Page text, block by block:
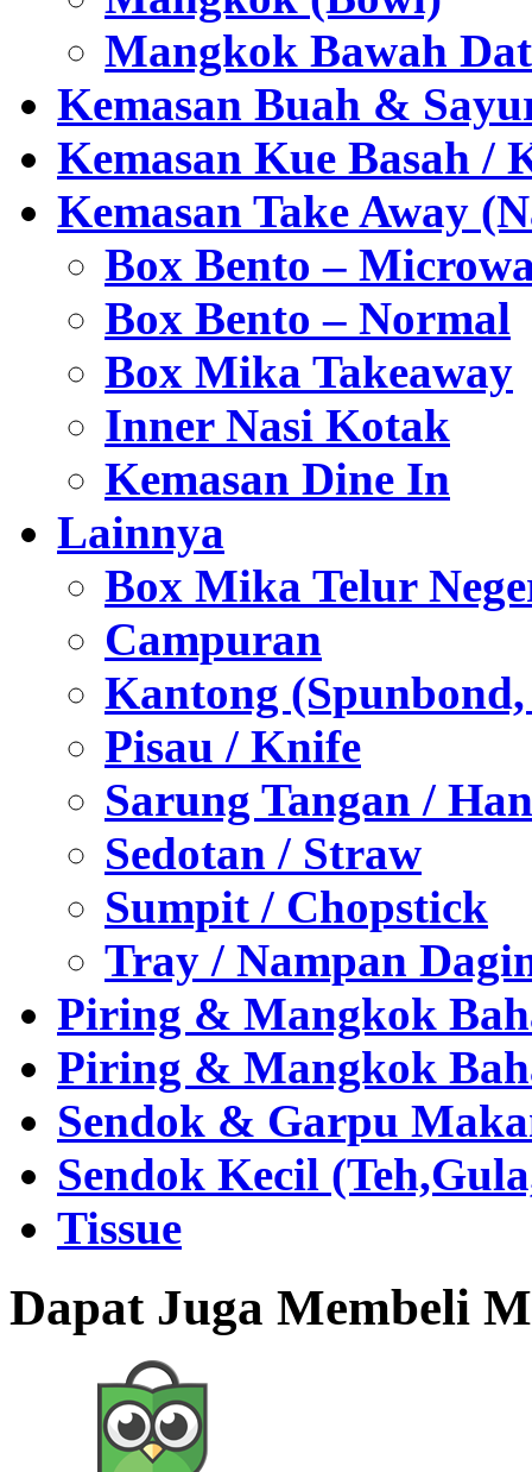
Mangkok Bawah
Kemasan Buah &
Kemasan Kue Basah /
Kemasan Take Away
Box Bento –
Box Bento – Normal
Box Mika Takeaway
Inner Nasi Kotak
Kemasan Dine In
Lainnya
Box Mika Telur
Campuran
Kantong
Pisau / Knife
Sarung Tangan /
Sedotan / Straw
Sumpit / Chopstick
Tray / Nampan
Piring & Mangkok
Piring & Mangkok
Sendok & Garpu
Sendok Kecil
Tissue
Dapat Juga Membeli